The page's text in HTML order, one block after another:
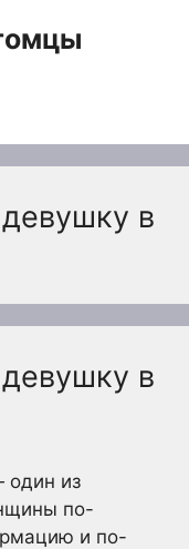
в
в
один из
по-
и по-